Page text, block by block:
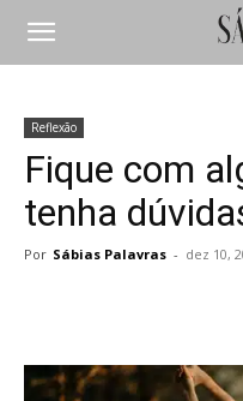
Reflexão
Fique com
tenha
Por Sábias Palavras - dez 10,